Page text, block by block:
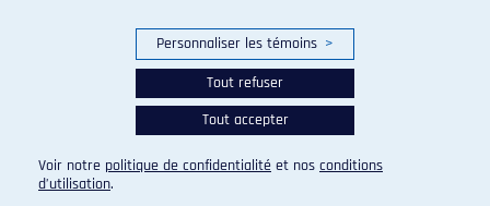
© 2026 Carabins de l'Université de Montréal. Tous droits
réservés.
Paramètres des témoins
Personnaliser les témoins >
Tout refuser
Tout accepter
Voir notre politique de confidentialité et nos conditions
d’utilisation.